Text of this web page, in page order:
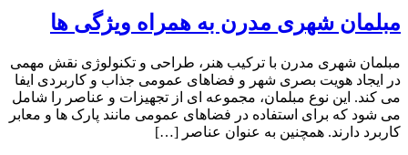
مبلمان شهری مدرن به همراه ویژگی ها
مبلمان شهری مدرن با ترکیب هنر، طراحی و تکنولوژی نقش مهمی
در ایجاد هویت بصری شهر و فضاهای عمومی جذاب و کاربردی ایفا
می کند. این نوع مبلمان، مجموعه ای از تجهیزات و عناصر را شامل
می شود که برای استفاده در فضاهای عمومی مانند پارک ها و معابر
کاربرد دارند. همچنین به عنوان عناصر […]